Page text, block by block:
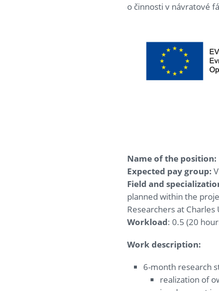
o činnosti v návratové
Name of the position:
Expected pay group:
Field and
planned within the
Researchers at
Workload: 0.5 (20
Work description:
6-month research
realization of